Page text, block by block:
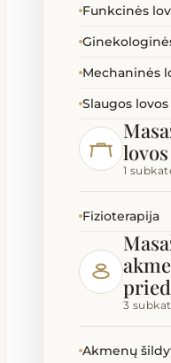
Funkcinės
Mechaninės
Slaugos lovos
lovos
1
Fizioterapija
3
Akmenų